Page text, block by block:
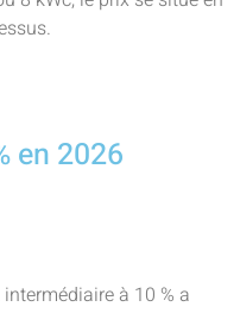
en 2026
à 10 % a